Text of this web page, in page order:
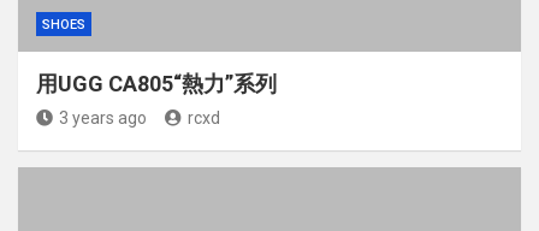
SHOES
用UGG CA805“熱力”系列
3 years ago rcxd